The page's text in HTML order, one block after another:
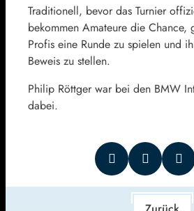
Traditionell, bevor das Turnier
bekommen Amateure die Chance,
Profis eine Runde zu spielen und
Beweis zu stellen.
Philip Röttger war bei den BMW
dabei.